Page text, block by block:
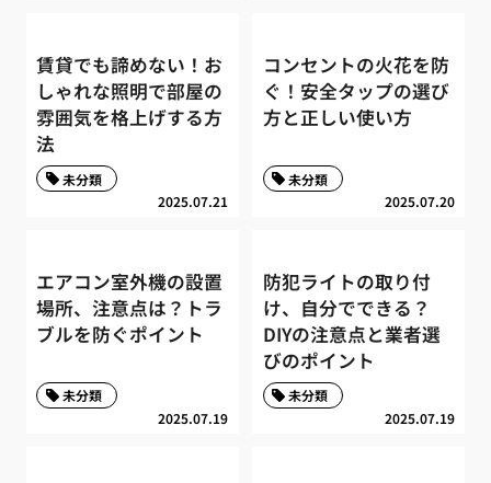
賃貸でも諦めない！お
しゃれな照明で部屋の
雰囲気を格上げする方
法
2025.07.21
未分類
コンセントの火花を防
ぐ！安全タップの選び
方と正しい使い方
2025.07.20
未分類
エアコン室外機の設置
場所、注意点は？トラ
ブルを防ぐポイント
2025.07.19
未分類
防犯ライトの取り付
け、自分でできる？
DIYの注意点と業者選
びのポイント
2025.07.19
未分類